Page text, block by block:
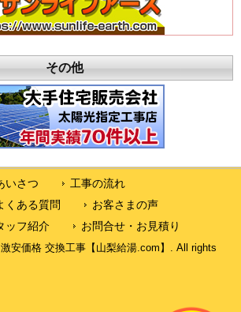
その他
いさつ
工事の流れ
くある質問
お客さまの声
ッフ紹介 お問合せ・お見積り
安価格 交換工事【山梨給湯.com】. All rights